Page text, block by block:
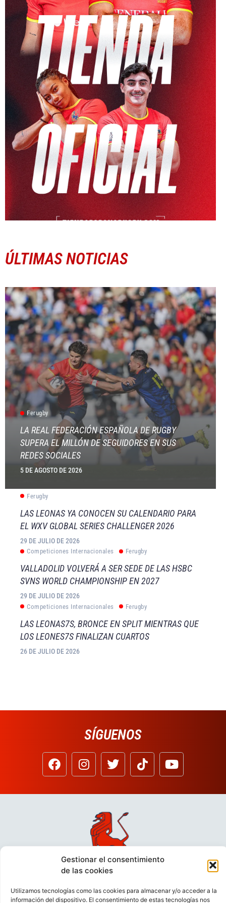
Gestionar el consentimiento
de las cookies
Utilizamos tecnologías como las cookies para almacenar y/o acceder a la
información del dispositivo. El consentimiento de estas tecnologías nos
ÚLTIMAS NOTICIAS
Ferugby
LA REAL FEDERACIÓN ESPAÑOLA DE RUGBY
SUPERA EL MILLÓN DE SEGUIDORES EN SUS
REDES SOCIALES
5 DE AGOSTO DE 2026
Ferugby
LAS LEONAS YA CONOCEN SU CALENDARIO PARA
EL WXV GLOBAL SERIES CHALLENGER 2026
29 DE JULIO DE 2026
Competiciones Internacionales Ferugby
VALLADOLID VOLVERÁ A SER SEDE DE LAS HSBC
SVNS WORLD CHAMPIONSHIP EN 2027
29 DE JULIO DE 2026
Competiciones Internacionales Ferugby
LAS LEONAS7S, BRONCE EN SPLIT MIENTRAS QUE
LOS LEONES7S FINALIZAN CUARTOS
26 DE JULIO DE 2026
SÍGUENOS